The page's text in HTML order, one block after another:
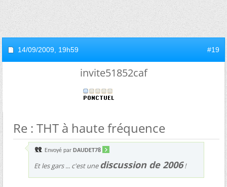
14/09/2009, 19h59 #19
invite51852caf
Re : THT à haute fréquence
Envoyé par DAUDET78
Et les gars ... c'est unediscussion de 2006!